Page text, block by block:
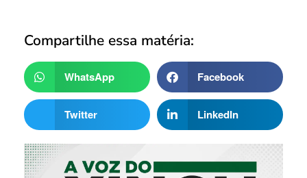
Compartilhe essa matéria:
WhatsApp Facebook
Twitter LinkedIn